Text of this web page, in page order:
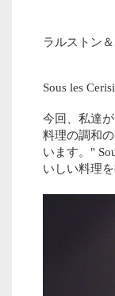
ラルストン
Sous les
今回、私達
料理の調和
います。"
いしい料理